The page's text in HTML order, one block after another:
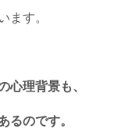
ます。
心理背景も、
るのです。